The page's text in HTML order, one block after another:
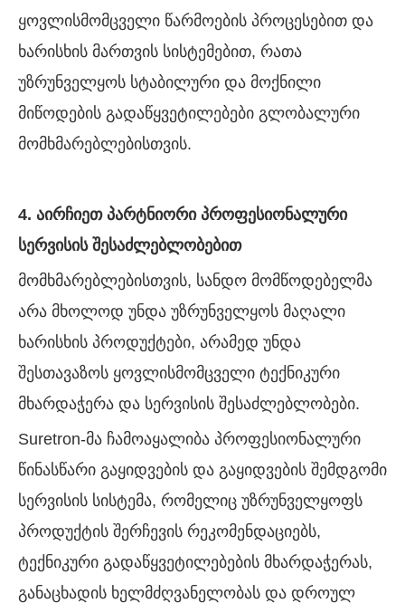
ყოვლისმომცველი წარმოების პროცესებით და
ხარისხის მართვის სისტემებით, რათა
უზრუნველყოს სტაბილური და მოქნილი
მიწოდების გადაწყვეტილებები გლობალური
მომხმარებლებისთვის.
4. აირჩიეთ პარტნიორი პროფესიონალური
სერვისის შესაძლებლობებით
მომხმარებლებისთვის, სანდო მომწოდებელმა
არა მხოლოდ უნდა უზრუნველყოს მაღალი
ხარისხის პროდუქტები, არამედ უნდა
შესთავაზოს ყოვლისმომცველი ტექნიკური
მხარდაჭერა და სერვისის შესაძლებლობები.
Suretron-მა ჩამოაყალიბა პროფესიონალური
წინასწარი გაყიდვების და გაყიდვების შემდგომი
სერვისის სისტემა, რომელიც უზრუნველყოფს
პროდუქტის შერჩევის რეკომენდაციებს,
ტექნიკური გადაწყვეტილებების მხარდაჭერას,
განაცხადის ხელმძღვანელობას და დროულ